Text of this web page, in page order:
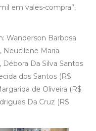
em vales-compra”,
Wanderson Barbosa
Neucilene Maria
Da Silva Santos
dos Santos (R$
de Oliveira (R$
Da Cruz (R$